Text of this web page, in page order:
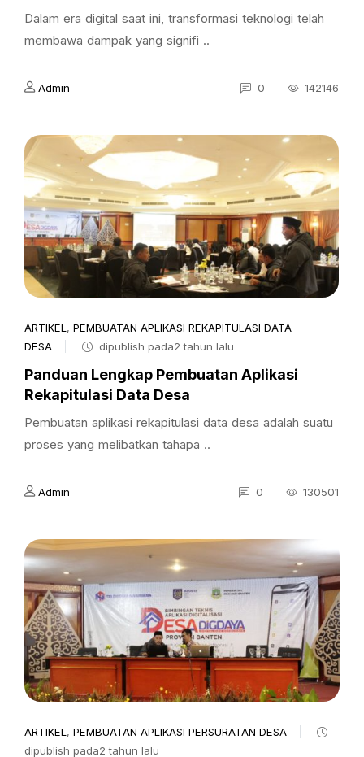
Dalam era digital saat ini, transformasi teknologi telah
membawa dampak yang signifi ..
Admin 0 142146
ARTIKEL , PEMBUATAN APLIKASI REKAPITULASI DATA
DESA
dipublish pada2 tahun lalu
Panduan Lengkap Pembuatan Aplikasi
Rekapitulasi Data Desa
Pembuatan aplikasi rekapitulasi data desa adalah suatu
proses yang melibatkan tahapa ..
Admin 0 130501
ARTIKEL , PEMBUATAN APLIKASI PERSURATAN DESA
dipublish pada2 tahun lalu